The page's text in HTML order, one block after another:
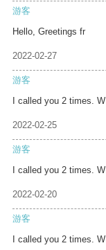
游客
Hello, Greetings fr
2022-02-27
游客
I called you 2 times. W
2022-02-25
游客
I called you 2 times. W
2022-02-20
游客
I called you 2 times. W